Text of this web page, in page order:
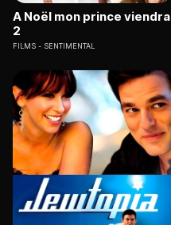
A Noël mon prince viendra
2
FILMS SENTIMENTAL